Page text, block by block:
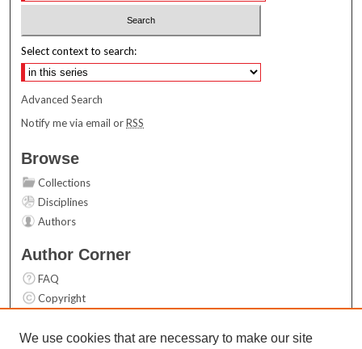
Select context to search:
Advanced Search
Notify me via email orRSS
Browse
Collections
Disciplines
Authors
Author Corner
FAQ
Copyright
Contact Us
We use cookies that are necessary to make our site